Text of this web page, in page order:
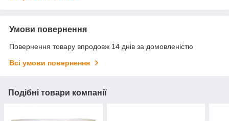
Умови повернення
Повернення товару впродовж 14 днів за домовленістю
Всі умови повернення
Подібні товари компанії